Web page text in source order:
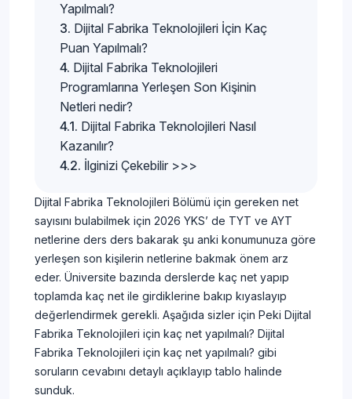
Yapılmalı?
Dijital Fabrika Teknolojileri İçin Kaç
Puan Yapılmalı?
Dijital Fabrika Teknolojileri
Programlarına Yerleşen Son Kişinin
Netleri nedir?
Dijital Fabrika Teknolojileri Nasıl
Kazanılır?
İlginizi Çekebilir >>>
Dijital Fabrika Teknolojileri Bölümü için gereken net
sayısını bulabilmek için 2026 YKS’ de TYT ve AYT
netlerine ders ders bakarak şu anki konumunuza göre
yerleşen son kişilerin netlerine bakmak önem arz
eder. Üniversite bazında derslerde kaç net yapıp
toplamda kaç net ile girdiklerine bakıp kıyaslayıp
değerlendirmek gerekli. Aşağıda sizler için Peki Dijital
Fabrika Teknolojileri için kaç net yapılmalı? Dijital
Fabrika Teknolojileri için kaç net yapılmalı? gibi
soruların cevabını detaylı açıklayıp tablo halinde
sunduk.